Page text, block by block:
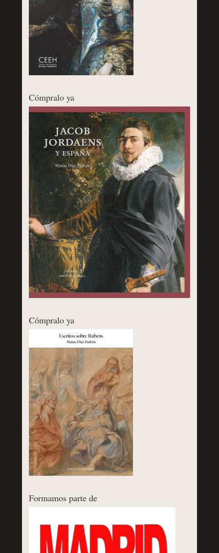
Cómpralo ya
Cómpralo ya
Formamos parte de